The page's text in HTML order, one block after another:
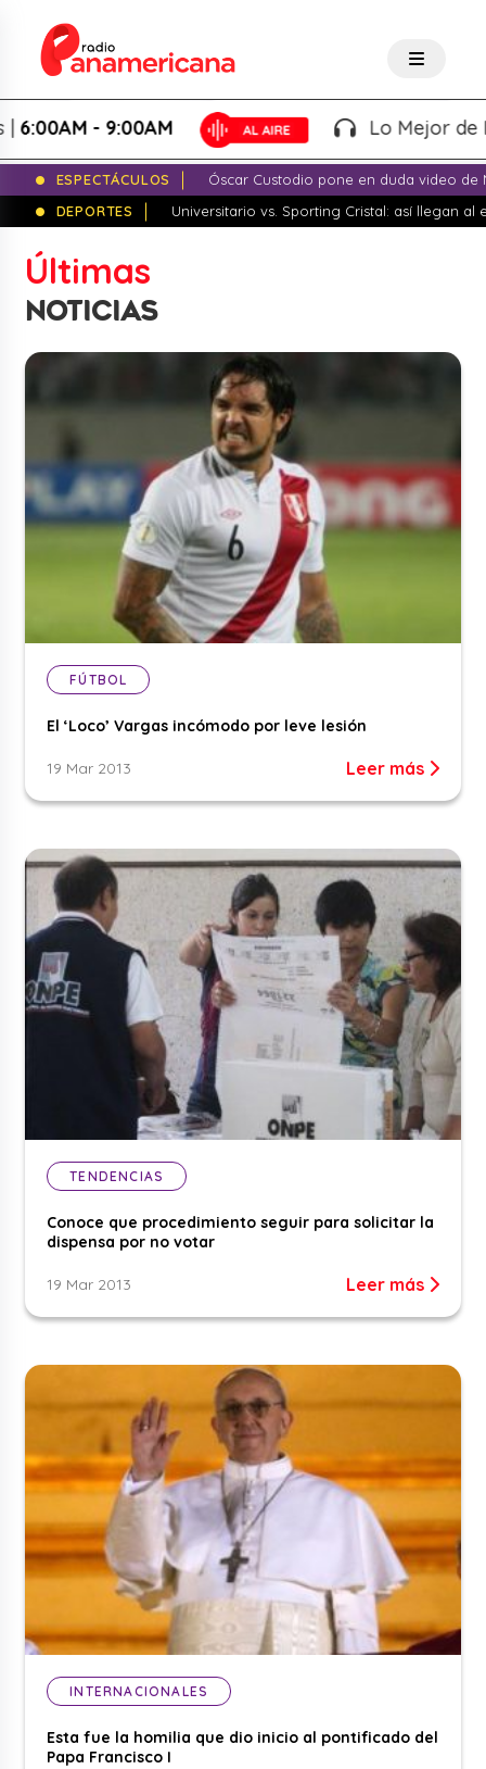
Lo Mejor de Levantados |
ESPECTÁCULOS
Óscar Custodio pone en duda video de
DEPORTES
Universitario vs. Sporting Cristal: así llegan al
Últimas
NOTICIAS
FÚTBOL
El ‘Loco’ Vargas incómodo por leve lesión
19 Mar 2013 Leer más
TENDENCIAS
Conoce que procedimiento seguir para solicitar la
dispensa por no votar
19 Mar 2013 Leer más
INTERNACIONALES
Esta fue la homilia que dio inicio al pontificado del
Papa Francisco I